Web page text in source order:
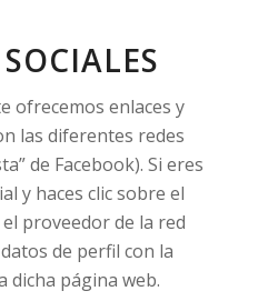
ofrecemos enlaces y
las diferentes redes
de Facebook). Si eres
y haces clic sobre el
proveedor de la red
de perfil con la
dicha página web.